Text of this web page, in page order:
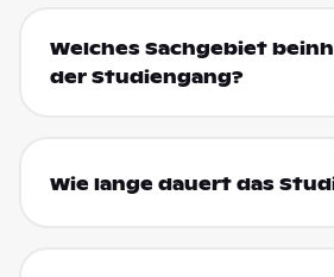
Welches Sachgebiet
der Studiengang?
Wie lange dauert das